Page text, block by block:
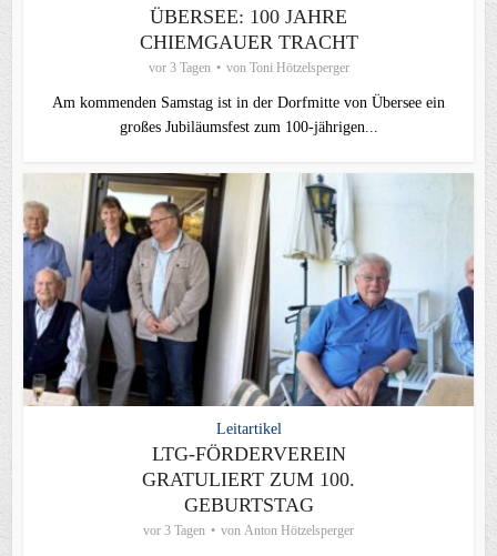
ÜBERSEE: 100 JAHRE
CHIEMGAUER TRACHT
vor 3 Tagen von Toni Hötzelsperger
Am kommenden Samstag ist in der Dorfmitte von Übersee ein
großes Jubiläumsfest zum 100-jährigen...
Leitartikel
LTG-FÖRDERVEREIN
GRATULIERT ZUM 100.
GEBURTSTAG
vor 3 Tagen von Anton Hötzelsperger